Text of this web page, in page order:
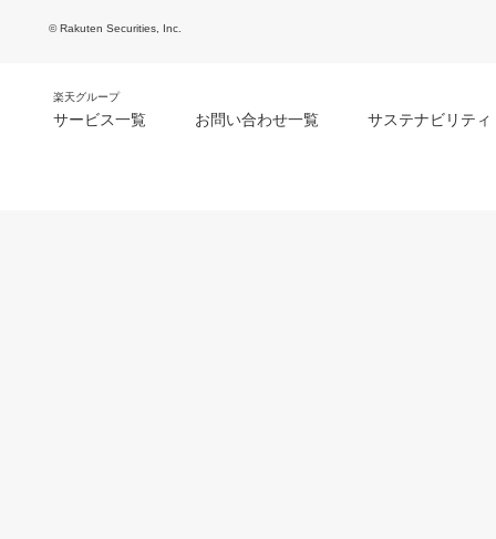
© Rakuten Securities, Inc.
楽天グループ
サービス一覧 お問い合わせ一覧 サステナビリティ